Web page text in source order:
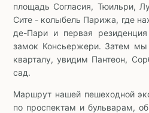
площадь Согласия, Тюильри,
Сите - колыбель Парижа, где
де-Пари и первая
замок Консьержери. Затем
кварталу, увидим Пантеон,
сад.
Маршрут нашей пешеходной
по проспектам и бульварам,